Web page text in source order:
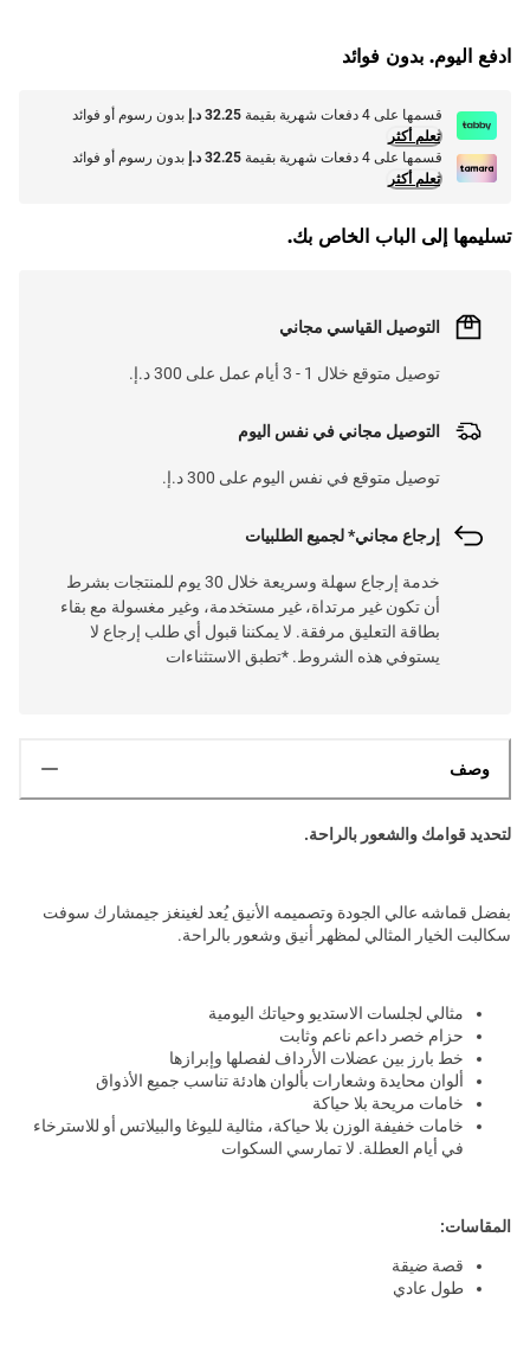
ادفع اليوم. بدون فوائد
قسمها على 4 دفعات شهرية بقيمة 32.25 د.إ
بدون رسوم أو فوائد
تعلم أكثر
قسمها على 4 دفعات شهرية بقيمة
32.25 د.إ
بدون رسوم أو فوائد
تعلم أكثر
تسليمها إلى الباب الخاص بك.
التوصيل القياسي مجاني
توصيل متوقع خلال 1 - 3 أيام عمل على 300 د.إ.
التوصيل مجاني في نفس اليوم
توصيل متوقع في نفس اليوم على 300 د.إ.
إرجاع مجاني* لجميع الطلبيات
خدمة إرجاع سهلة وسريعة خلال 30 يوم للمنتجات بشرط
أن تكون غير مرتداة، غير مستخدمة، وغير مغسولة مع بقاء
بطاقة التعليق مرفقة. لا يمكننا قبول أي طلب إرجاع لا
يستوفي هذه الشروط. *تطبق الاستثناءات
وصف
لتحديد قوامك والشعور بالراحة.
بفضل قماشه عالي الجودة وتصميمه الأنيق يُعد لغينغز جيمشارك سوفت
سكالبت الخيار المثالي لمظهر أنيق وشعور بالراحة.
مثالي لجلسات الاستديو وحياتك اليومية
حزام خصر داعم ناعم وثابت
خط بارز بين عضلات الأرداف لفصلها وإبرازها
ألوان محايدة وشعارات بألوان هادئة تناسب جميع الأذواق
خامات مريحة بلا حياكة
خامات خفيفة الوزن بلا حياكة، مثالية لليوغا والبيلاتس أو للاسترخاء
في أيام العطلة. لا تمارسي السكوات
المقاسات:
قصة ضيقة
طول عادي